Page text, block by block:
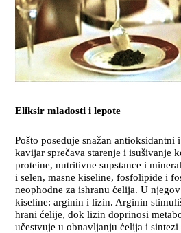
Eliksir mladosti i lepote
Pošto poseduje snažan antioksidantni
kavijar sprečava starenje i isušivanje
proteine, nutritivne supstance i
i selen, masne kiseline, fosfolipide i
neophodne za ishranu ćelija. U
kiseline: arginin i lizin. Arginin
hrani ćelije, dok lizin doprinosi
učestvuje u obnavljanju ćelija i sintezi